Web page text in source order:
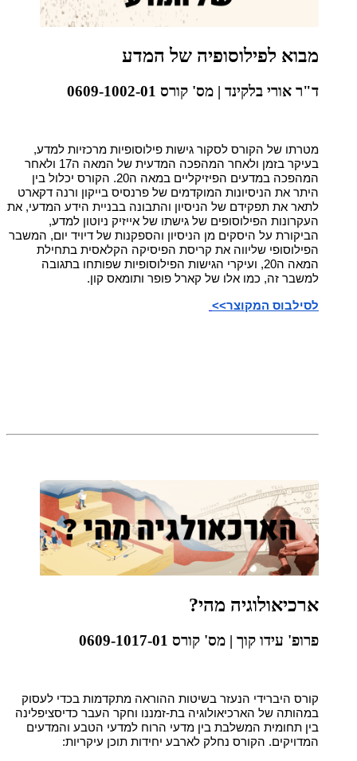
מבוא לפילוסופיה של המדע
ד"ר אורי בלקינד | מס' קורס 0609-1002-01
מטרתו של הקורס לסקור גישות פילוסופיות מרכזיות למדע,
בעיקר בזמן ולאחר המהפכה המדעית של המאה ה17 ולאחר
המהפכה במדעים הפיזיקליים במאה ה20. הקורס יכלול בין
היתר את הניסיונות המוקדמים של פרנסיס בייקון ורנה דקארט
לתאר את תפקידם של הניסיון והתבונה בבניית הידע המדעי, את
העקרונות הפילוסופים של גישתו של אייזיק ניוטון למדע,
הביקורת על היסקים מן הניסיון והספקנות של דיויד יום, המשבר
הפילוסופי שליווה את קריסת הפיסיקה הקלאסית בתחילת
המאה ה20, ועיקרי הגישות הפילוסופיות שפותחו בתגובה
למשבר זה, כמו אלו של קארל פופר ותומאס קון.
לסילבוס המקוצר>>
ארכיאולוגיה מהי?
פרופ' עידו קוך | מס' קורס 0609-1017-01
קורס היברידי הנעזר בשיטות ההוראה מתקדמות בכדי לעסוק
במהותה של הארכיאולוגיה בת-זמננו וחקר העבר כדיסציפלינה
בין תחומית המשלבת בין מדעי הרוח למדעי הטבע והמדעים
המדויקים. הקורס נחלק לארבע יחידות תוכן עיקריות: